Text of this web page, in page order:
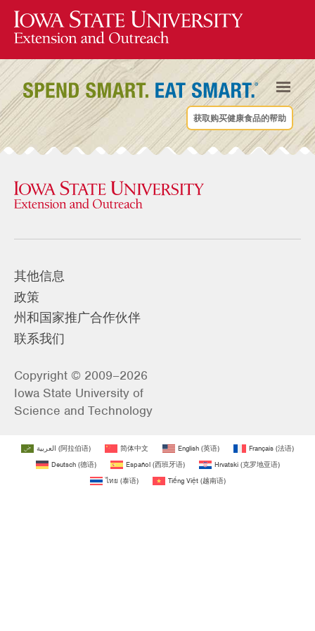
获取购买健康食品的帮助
其他信息
政策
州和国家推广合作伙伴
联系我们
Copyright © 2009–2026
Iowa State University of
Science and Technology
العربية (阿拉伯语) 简体中文 English (英语) Français (法语)
Deutsch(德语) Español(西班牙语) Hrvatski(克罗地亚语)
ไทย (泰语) Tiếng Việt(越南语)